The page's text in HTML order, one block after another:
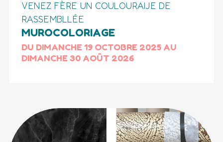
VENEZ FÈRE UN COULOURAIJE DE
RASSEMBLLÉE
MUROCOLORIAGE
DU DIMANCHE 19 OCTOBRE 2025 AU
DIMANCHE 30 AOÛT 2026